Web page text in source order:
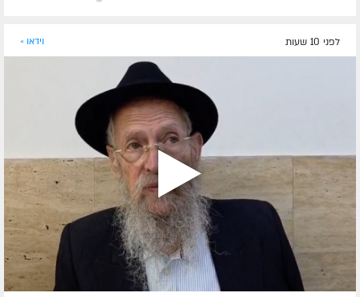
לפני 10 שעות וידאו »